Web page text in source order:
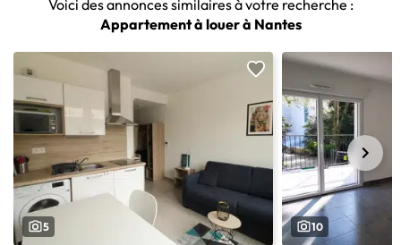
Voici des annonces similaires à votre recherche :
Appartement à louer à Nantes
5 10